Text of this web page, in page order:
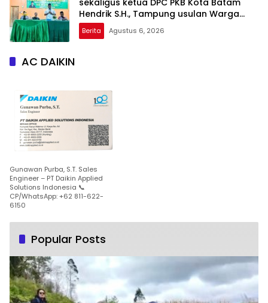
Hendrik S.H., Tampung usulan Warga
Patam Indah Minta Jalan, Ambulans, dan
Sarana Olahraga
Berita Agustus 6, 2026
AC DAIKIN
Gunawan Purba, S.T. Sales
Engineer – PT Daikin Applied
Solutions Indonesia 📞
CP/WhatsApp: +62 811-622-
6150
Popular Posts